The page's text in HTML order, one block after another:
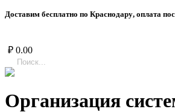
Доставим бесплатно по Краснодару, оплата пос
₽ 0.00
Организация